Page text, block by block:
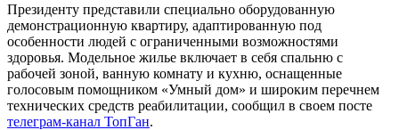
Президенту представили специально оборудованную
демонстрационную квартиру, адаптированную под
особенности людей с ограниченными возможностями
здоровья. Модельное жилье включает в себя спальню с
рабочей зоной, ванную комнату и кухню, оснащенные
голосовым помощником «Умный дом» и широким перечнем
технических средств реабилитации, сообщил в своем посте
телеграм-канал ТопГан.